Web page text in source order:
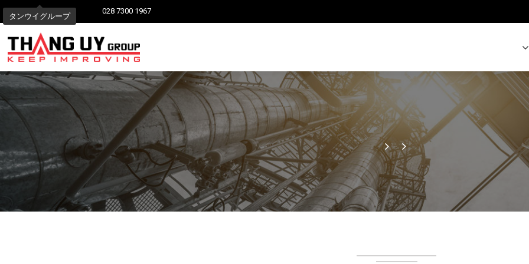
タンウイグループ
028 7300 1967